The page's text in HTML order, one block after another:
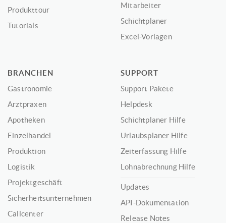
Produkttour
Tutorials
Mitarbeiter
Schichtplaner
Excel-Vorlagen
BRANCHEN
Gastronomie
Arztpraxen
Apotheken
Einzelhandel
Produktion
Logistik
Projektgeschäft
Sicherheitsunternehmen
Callcenter
SUPPORT
Support Pakete
Helpdesk
Schichtplaner Hilfe
Urlaubsplaner Hilfe
Zeiterfassung Hilfe
Lohnabrechnung Hilfe
Updates
API-Dokumentation
Release Notes